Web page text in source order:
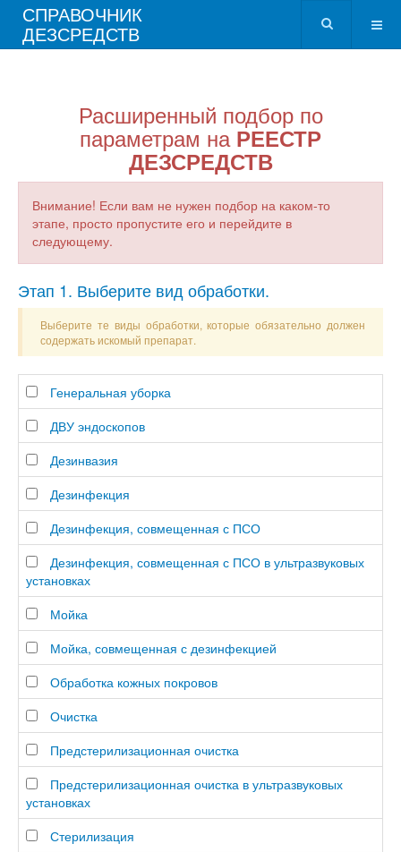
СПРАВОЧНИК
ДЕЗСРЕДСТВ
Расширенный подбор по
параметрам на РЕЕСТР
ДЕЗСРЕДСТВ
Внимание! Если вам не нужен подбор на каком-то
этапе, просто пропустите его и перейдите в
следующему.
Этап 1. Выберите вид обработки.
Выберите те виды обработки, которые обязательно должен
содержать искомый препарат.
Генеральная уборка
ДВУ эндоскопов
Дезинвазия
Дезинфекция
Дезинфекция, совмещенная с ПСО
Дезинфекция, совмещенная с ПСО в ультразвуковых
установках
Мойка
Мойка, совмещенная с дезинфекцией
Обработка кожных покровов
Очистка
Предстерилизационная очистка
Предстерилизационная очистка в ультразвуковых
установках
Стерилизация